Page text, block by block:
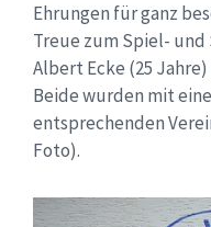
Ehrungen für ganz
Treue zum Spiel-
Albert Ecke (25
Beide wurden mit
entsprechenden
Foto).